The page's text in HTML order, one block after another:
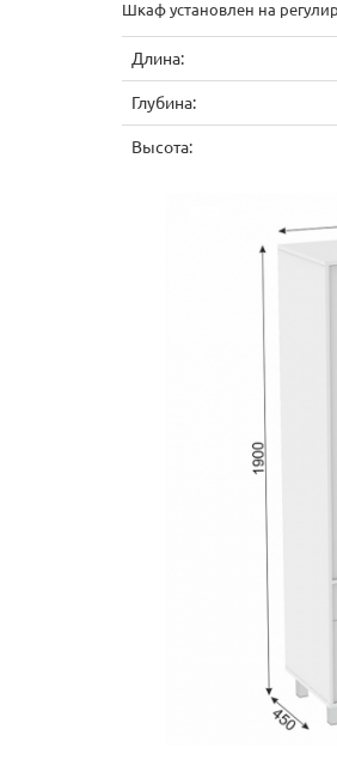
Шкаф установлен на
Длина:
Глубина:
Высота: